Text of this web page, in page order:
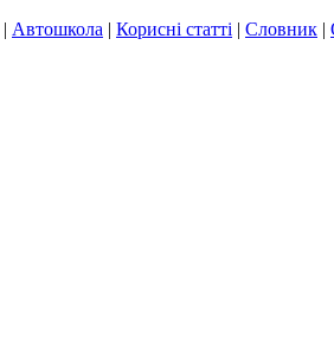
| Автошкола | Корисні статті | Словник |